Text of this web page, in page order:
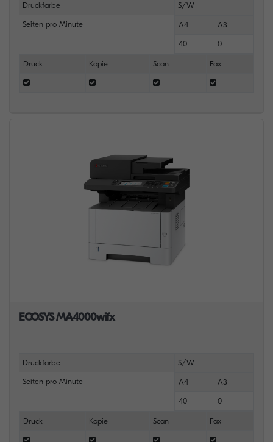
Druckfarbe S/W
Seiten pro Minute A4 A3
40 0
Druck Kopie Scan Fax
ECOSYS MA4000wifx
Druckfarbe S/W
Seiten pro Minute A4 A3
40 0
Druck Kopie Scan Fax